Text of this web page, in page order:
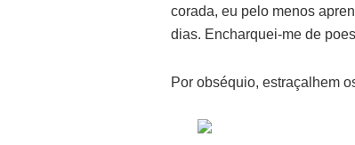
corada, eu pelo menos
dias. Encharquei-me de
Por obséquio, estraçalhem